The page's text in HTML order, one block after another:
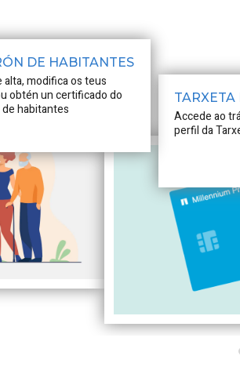
DE HABITANTES
alta, modifica os teus
obtén un certificado do
habitantes
Accede ao
perfil da